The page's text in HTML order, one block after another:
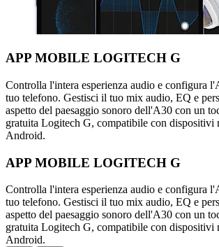
APP MOBILE LOGITECH G
Controlla l'intera esperienza audio e configura
tuo telefono. Gestisci il tuo mix audio, EQ e
aspetto del paesaggio sonoro dell'A30 con un
gratuita Logitech G, compatibile con dispositivi
Android.
APP MOBILE LOGITECH G
Controlla l'intera esperienza audio e configura
tuo telefono. Gestisci il tuo mix audio, EQ e
aspetto del paesaggio sonoro dell'A30 con un
gratuita Logitech G, compatibile con dispositivi
Android.